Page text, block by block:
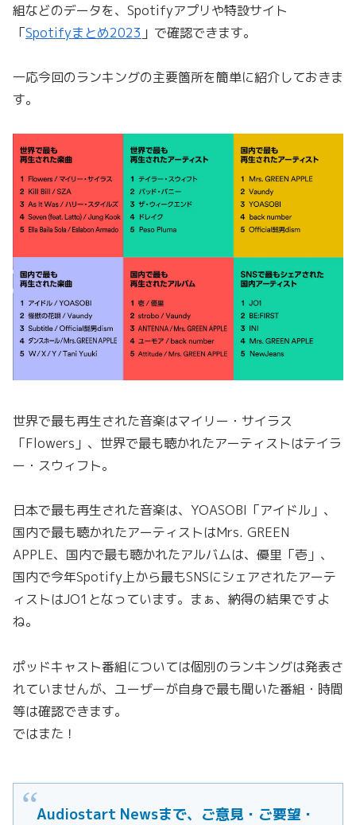
組などのデータを、Spotifyアプリや特設サイト
「Spotifyまとめ2023 」で確認できます。
一応今回のランキングの主要箇所を簡単に紹介しておきま
す。
世界で最も再生された音楽はマイリー・サイラス
「Flowers」、世界で最も聴かれたアーティストはテイラ
ー・スウィフト。
日本で最も再生された音楽は、YOASOBI「アイドル」、
国内で最も聴かれたアーティストはMrs. GREEN
APPLE、国内で最も聴かれたアルバムは、優里「壱」、
国内で今年Spotify上から最もSNSにシェアされたアーテ
ィストはJO1となっています。まぁ、納得の結果ですよ
ね。
ポッドキャスト番組については個別のランキングは発表さ
れていませんが、ユーザーが自身で最も聞いた番組・時間
等は確認できます。
ではまた！
Audiostart Newsまで、ご意見・ご要望・